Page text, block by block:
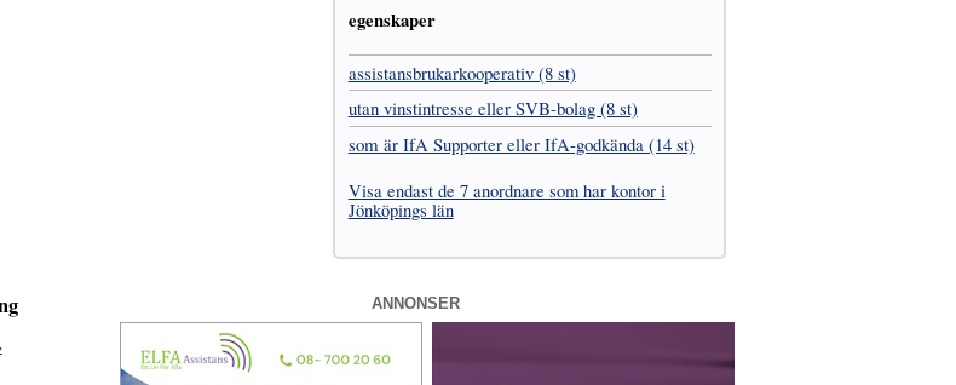
egenskaper
assistans­brukar­kooperativ (8 st)
utan vinst­intresse eller SVB-bolag (8 st)
som är IfA Supporter eller IfA-godkända (14 st)
Visa endast de 7 anordnare som har kontor i
Jönköpings län
ANNONSER